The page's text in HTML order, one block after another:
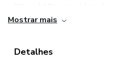
- 13:30 oficinas de condução mão na
Mostrar mais
Detalhes